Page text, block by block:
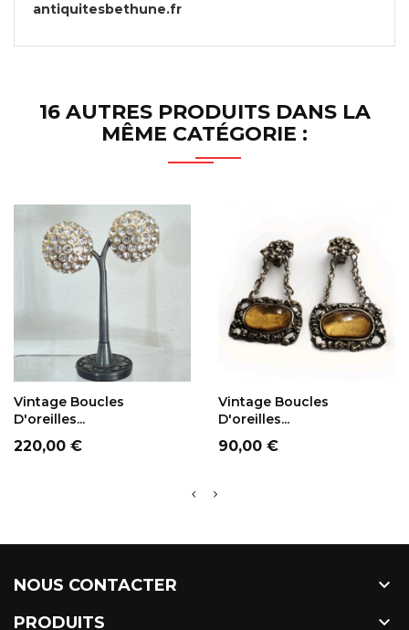
antiquitesbethune.fr
16 AUTRES PRODUITS DANS LA
MÊME CATÉGORIE :
AJOUT AU PANIER
Vintage Boucles
D'oreilles...
Prix
220,00 €
Vintage Boucles
D'oreilles...
Prix
90,00 €
NOUS CONTACTER 
PRODUITS 